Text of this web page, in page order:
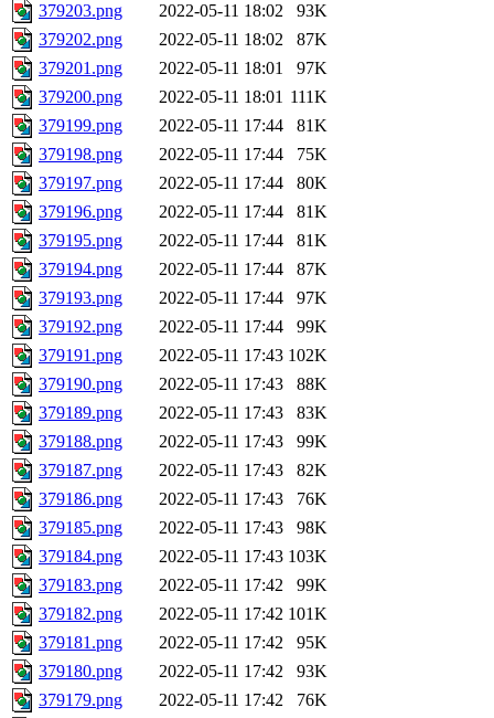
379203.png
2022-05-11 18:02
93K
379202.png
2022-05-11 18:02
87K
379201.png
2022-05-11 18:01
97K
379200.png
2022-05-11 18:01 111K
379199.png
2022-05-11 17:44
81K
379198.png
2022-05-11 17:44
75K
379197.png
2022-05-11 17:44
80K
379196.png
2022-05-11 17:44
81K
379195.png
2022-05-11 17:44
81K
379194.png
2022-05-11 17:44
87K
379193.png
2022-05-11 17:44
97K
379192.png
2022-05-11 17:44
99K
379191.png
2022-05-11 17:43 102K
379190.png
2022-05-11 17:43
88K
379189.png
2022-05-11 17:43
83K
379188.png
2022-05-11 17:43
99K
379187.png
2022-05-11 17:43
82K
379186.png
2022-05-11 17:43
76K
379185.png
2022-05-11 17:43
98K
379184.png
2022-05-11 17:43 103K
379183.png
2022-05-11 17:42
99K
379182.png
2022-05-11 17:42 101K
379181.png
2022-05-11 17:42
95K
379180.png
2022-05-11 17:42
93K
379179.png
2022-05-11 17:42
76K